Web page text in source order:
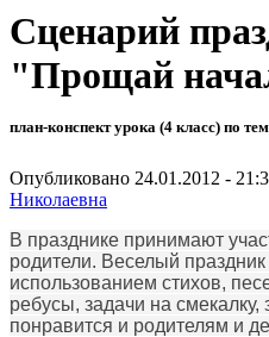
Сценарий
"Прощай
план-конспект урока (4 класс) по
Опубликовано 24.01.2012 -
Николаевна
В празднике принимают
родители. Веселый
использованием стихов,
ребусы, задачи на смекалку,
понравится и родителям и